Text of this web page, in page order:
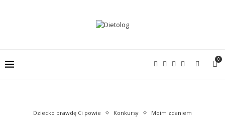
0
Dziecko prawdę Ci powie Konkursy Moim zdaniem